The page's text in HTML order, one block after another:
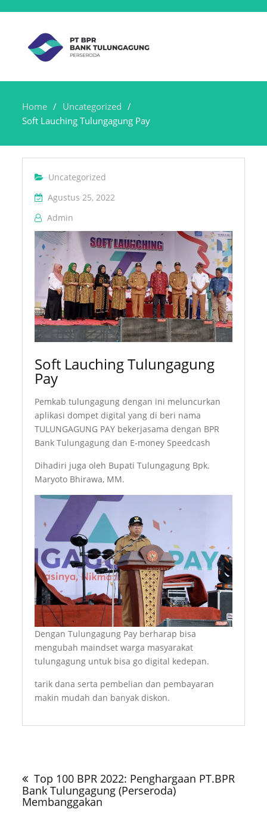
Home
Uncategorized
Soft Lauching Tulungagung Pay
Uncategorized
Agustus 25, 2022
Admin
Soft Lauching Tulungagung
Pay
Pemkab tulungagung dengan ini meluncurkan
aplikasi dompet digital yang di beri nama
TULUNGAGUNG PAY bekerjasama dengan BPR
Bank Tulungagung dan E-money Speedcash
Dihadiri juga oleh Bupati Tulungagung Bpk.
Maryoto Bhirawa, MM.
Dengan Tulungagung Pay berharap bisa
mengubah maindset warga masyarakat
tulungagung untuk bisa go digital kedepan.
tarik dana serta pembelian dan pembayaran
makin mudah dan banyak diskon.
Top 100 BPR 2022: Penghargaan PT.BPR
Bank Tulungagung (Perseroda)
Membanggakan